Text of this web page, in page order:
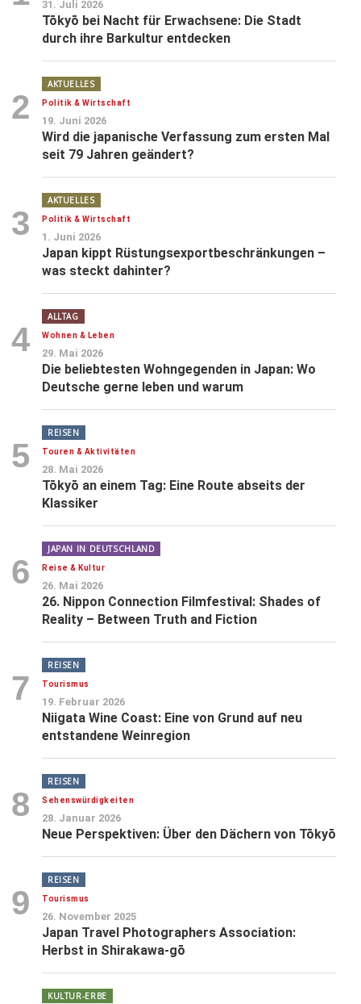
31. Juli 2026
Tōkyō bei Nacht für Erwachsene: Die Stadt
durch ihre Barkultur entdecken
2
AKTUELLES
Politik & Wirtschaft
19. Juni 2026
Wird die japanische Verfassung zum ersten Mal
seit 79 Jahren geändert?
3
AKTUELLES
Politik & Wirtschaft
1. Juni 2026
Japan kippt Rüstungsexportbeschränkungen –
was steckt dahinter?
4
ALLTAG
Wohnen & Leben
29. Mai 2026
Die beliebtesten Wohngegenden in Japan: Wo
Deutsche gerne leben und warum
5
REISEN
Touren & Aktivitäten
28. Mai 2026
Tōkyō an einem Tag: Eine Route abseits der
Klassiker
6
JAPAN IN DEUTSCHLAND
Reise & Kultur
26. Mai 2026
26. Nippon Connection Filmfestival: Shades of
Reality – Between Truth and Fiction
7
REISEN
Tourismus
19. Februar 2026
Niigata Wine Coast: Eine von Grund auf neu
entstandene Weinregion
8
REISEN
Sehenswürdigkeiten
28. Januar 2026
Neue Perspektiven: Über den Dächern von Tōkyō
9
REISEN
Tourismus
26. November 2025
Japan Travel Photographers Association:
Herbst in Shirakawa-gō
KULTUR-ERBE